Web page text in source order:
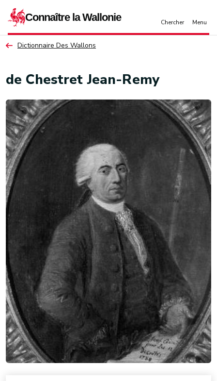
Dictionnaire Des Wallons
de Chestret Jean-Remy